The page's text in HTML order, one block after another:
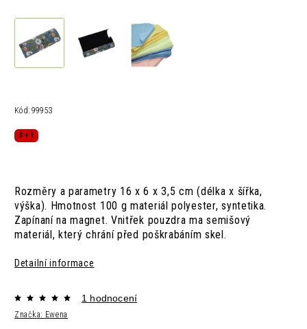
Kód: 99953
3 + 1
Rozměry a parametry 16 x 6 x 3,5 cm (délka x šířka,
výška). Hmotnost 100 g materiál polyester, syntetika.
Zapínaní na magnet. Vnitřek pouzdra ma semišový
materiál, který chrání před poškrabáním skel.
Detailní informace
Značka: Ewena
1 hodnocení